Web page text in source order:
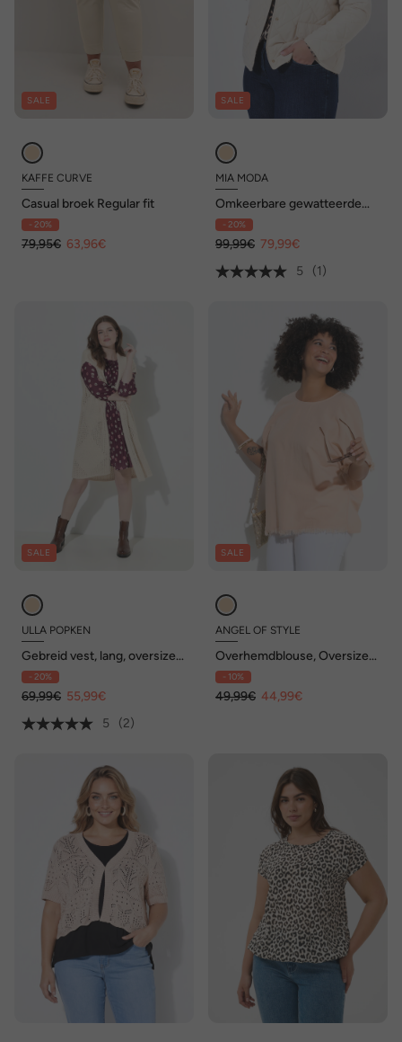
SALE
KAFFE CURVE
Casual broek Regular fit
- 20%
79,95€ 63,96€
SALE
MIA MODA
Omkeerbare gewatteerde
jas, Classic Fit, drukknopen,
lange mouwen
- 20%
99,99€ 79,99€
5
(1)
SALE
ULLA POPKEN
Gebreid vest, lang, oversized,
open model, ruiten
- 20%
69,99€ 55,99€
5
(2)
SALE
ANGEL OF STYLE
Overhemdblouse, Oversized
Fit, met linnen, franjes
- 10%
49,99€ 44,99€